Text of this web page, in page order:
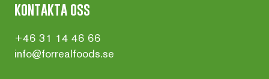
kontakta oss
+46 31 14 46 66
info@forrealfoods.se